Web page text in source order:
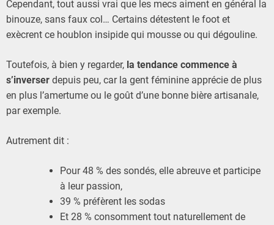
Cependant, tout aussi vrai que les mecs aiment en général la
binouze, sans faux col… Certains détestent le foot et
exècrent ce houblon insipide qui mousse ou qui dégouline.
Toutefois, à bien y regarder, la tendance commence à
s’inverser depuis peu, car la gent féminine apprécie de plus
en plus l’amertume ou le goût d’une bonne bière artisanale,
par exemple.
Autrement dit :
Pour 48 % des sondés, elle abreuve et participe
à leur passion,
39 % préfèrent les sodas
Et 28 % consomment tout naturellement de